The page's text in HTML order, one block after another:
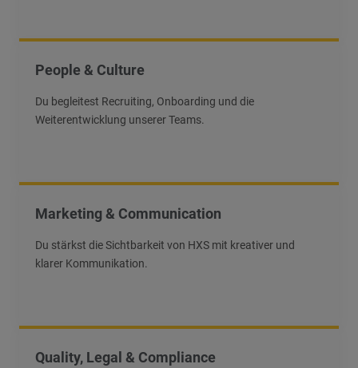
People & Culture
Du begleitest Recruiting, Onboarding und die
Weiterentwicklung unserer Teams.
Marketing & Communication
Du stärkst die Sichtbarkeit von HXS mit kreativer und
klarer Kommunikation.
Quality, Legal & Compliance